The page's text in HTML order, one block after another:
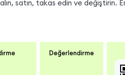
satın, takas edin ve değiştirin.
Değerlendirme